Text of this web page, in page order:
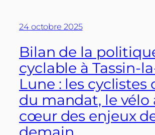
24 octobre 2025
Bilan de la
cyclable à Tassin-
Lune : les cyclistes
du mandat, le vélo
cœur des enjeux